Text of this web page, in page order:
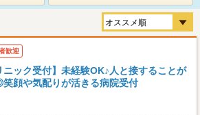
歓迎
ニック受付】未経験OK♪人と接することが
顔や気配りが活きる病院受付